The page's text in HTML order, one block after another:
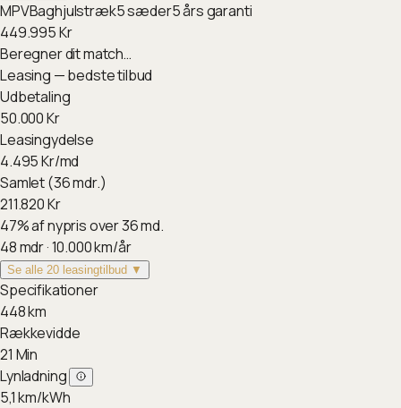
MPVBaghjulstræk5sæder5års garanti
449.995Kr
Beregner dit match…
Leasing — bedste tilbud
Udbetaling
50.000Kr
Leasingydelse
4.495Kr/md
Samlet (36 mdr.)
211.820Kr
47%af nypris over 36 md.
48mdr ·10.000km/år
Se alle 20 leasingtilbud ▼
Specifikationer
448km
Rækkevidde
21 Min
Lynladning
5,1km/kWh